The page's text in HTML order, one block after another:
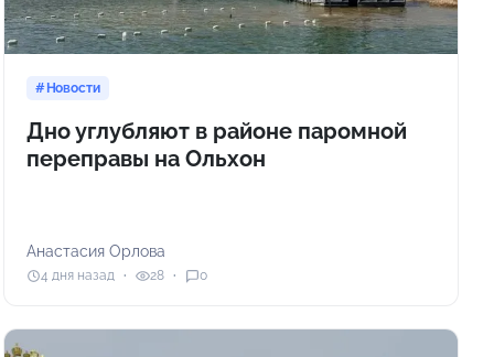
Новости
Дно углубляют в районе паромной
переправы на Ольхон
Анастасия Орлова
4 дня назад 28 0